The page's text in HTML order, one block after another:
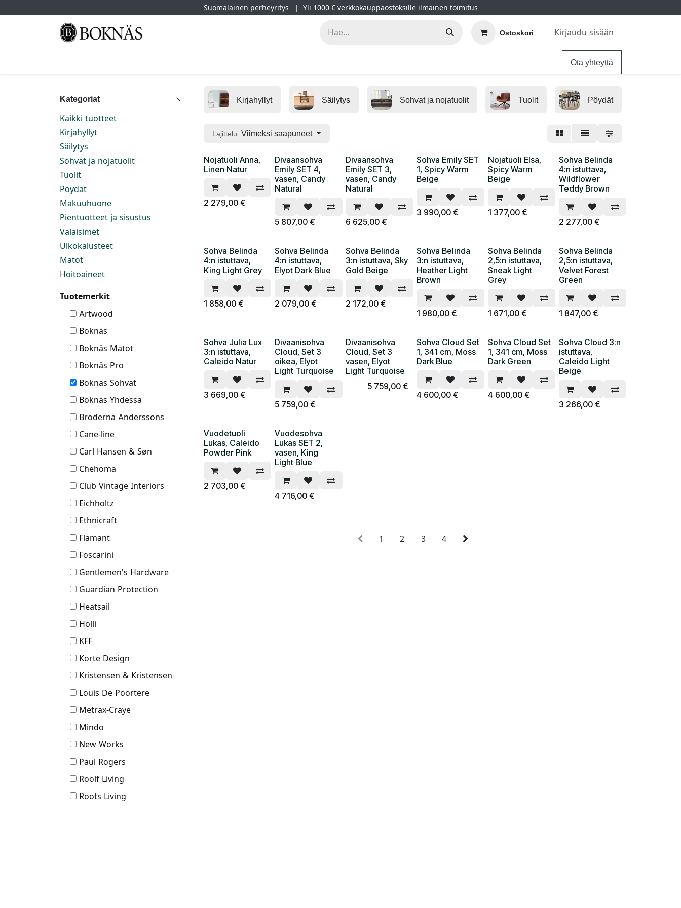
Suomalainen perheyritys | Yli 1000 € verkkokauppaostoksille ilmainen toimitus
Ostoskori Kirjaudu sisään
Ota yhteyttä
Kategoriat
Kaikki tuotteet
Kirjahyllyt
Säilytys
Sohvat ja nojatuolit
Tuolit
Pöydät
Makuuhuone
Pientuotteet ja sisustus
Valaisimet
Ulkokalusteet
Matot
Hoitoaineet
Tuotemerkit
Artwood
Boknäs
Boknäs Matot
Boknäs Pro
Boknäs Sohvat
Boknäs Yhdessä
Bröderna Anderssons
Cane-line
Carl Hansen & Søn
Chehoma
Club Vintage Interiors
Eichholtz
Ethnicraft
Flamant
Foscarini
Gentlemen's Hardware
Guardian Protection
Heatsail
Holli
KFF
Korte Design
Kristensen & Kristensen
Louis De Poortere
Metrax-Craye
Mindo
New Works
Paul Rogers
Roolf Living
Roots Living
Kirjahyllyt Säilytys Sohvat ja nojatuolit Tuolit Pöydät
Lajittelu: Viimeksi saapuneet
Nojatuoli Anna,
Linen Natur
2 279,00 €
Divaansohva
Emily SET 4,
vasen, Candy
Natural
5 807,00 €
Divaansohva
Emily SET 3,
vasen, Candy
Natural
6 625,00 €
Sohva Emily SET
1, Spicy Warm
Beige
3 990,00 €
Nojatuoli Elsa,
Spicy Warm
Beige
1 377,00€
Sohva Belinda
4:n istuttava,
Wildflower
Teddy Brown
2 277,00€
Sohva Belinda
4:n istuttava,
King Light Grey
1 858,00 €
Sohva Belinda
4:n istuttava,
Elyot Dark Blue
2 079,00 €
Sohva Belinda
3:n istuttava, Sky
Gold Beige
2 172,00 €
Sohva Belinda
3:n istuttava,
Heather Light
Brown
1 980,00 €
Sohva Belinda
2,5:n istuttava,
Sneak Light
Grey
1 671,00€
Sohva Belinda
2,5:n istuttava,
Velvet Forest
Green
1 847,00€
Sohva Julia Lux
3:n istuttava,
Caleido Natur
3 669,00 €
Divaanisohva
Cloud, Set 3
oikea, Elyot
Light Turquoise
5 759,00 €
Divaanisohva
Cloud, Set 3
vasen, Elyot
Light Turquoise
5 759,00 €
Sohva Cloud Set
1, 341 cm, Moss
Dark Blue
4 600,00 €
Sohva Cloud Set
1, 341 cm, Moss
Dark Green
4 600,00€
Sohva Cloud 3:n
istuttava,
Caleido Light
Beige
3 266,00€
Vuodetuoli
Lukas, Caleido
Powder Pink
2 703,00 €
Vuodesohva
Lukas SET 2,
vasen, King
Light Blue
4 716,00 €
1 2 3 4